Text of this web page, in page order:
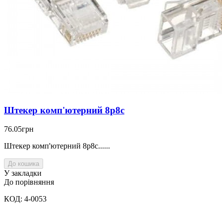
Штекер комп'ютерний 8p8c
76.05грн
Штекер комп'ютерний 8p8c......
До кошика
У закладки
До порівняння
КОД: 4-0053